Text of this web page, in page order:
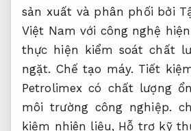
sản xuất và phân phối bởi
Việt Nam với công nghệ
thực hiện kiểm soát chất
ngặt. Chế tạo máy. Tiết
Petrolimex có chất lượng
môi trường công nghiệp.
kiệm nhiên liệu, Hỗ trợ kỹ